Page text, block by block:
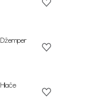
Džemper
Hlače